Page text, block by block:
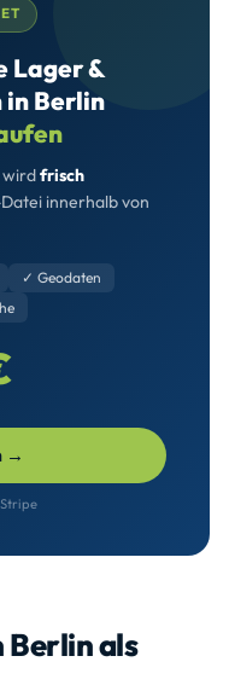
Lager &
Berlin
wirdfrisch
innerhalb von
✓ Geodaten
→
als